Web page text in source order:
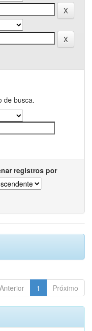
de busca.
registros por
Anterior 1 Próximo